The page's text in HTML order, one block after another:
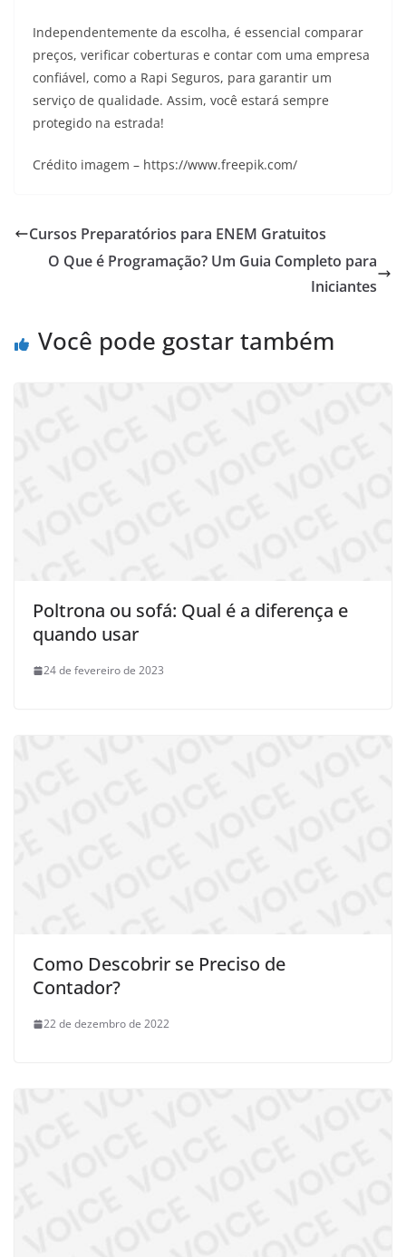
Independentemente da escolha, é essencial comparar
preços, verificar coberturas e contar com uma empresa
confiável, como a Rapi Seguros, para garantir um
serviço de qualidade. Assim, você estará sempre
protegido na estrada!
Crédito imagem – https://www.freepik.com/
Cursos Preparatórios para ENEM Gratuitos
O Que é Programação? Um Guia Completo para
Iniciantes
Você pode gostar também
Poltrona ou sofá: Qual é a diferença e
quando usar
24 de fevereiro de 2023
Como Descobrir se Preciso de
Contador?
22 de dezembro de 2022